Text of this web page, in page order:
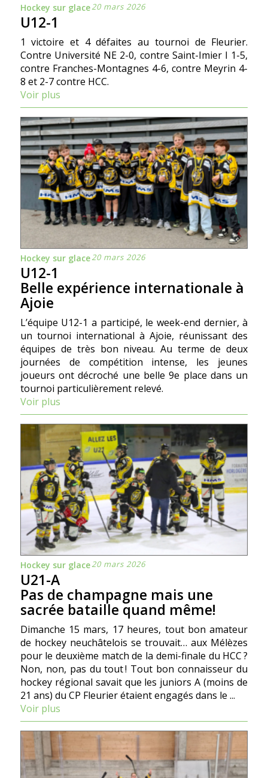
Hockey sur glace20 mars 2026
U12-1
1 victoire et 4 défaites au tournoi de Fleurier.
Contre Université NE 2-0, contre Saint-Imier I 1-5,
contre Franches-Montagnes 4-6, contre Meyrin 4-
8 et 2-7 contre HCC.
Voir plus
Hockey sur glace20 mars 2026
U12-1
Belle expérience internationale à
Ajoie
L’équipe U12-1 a participé, le week-end dernier, à
un tournoi international à Ajoie, réunissant des
équipes de très bon niveau. Au terme de deux
journées de compétition intense, les jeunes
joueurs ont décroché une belle 9e place dans un
tournoi particulièrement relevé.
Voir plus
Hockey sur glace20 mars 2026
U21-A
Pas de champagne mais une
sacrée bataille quand même!
Dimanche 15 mars, 17 heures, tout bon amateur
de hockey neuchâtelois se trouvait… aux Mélèzes
pour le deuxième match de la demi-finale du HCC ?
Non, non, pas du tout ! Tout bon connaisseur du
hockey régional savait que les juniors A (moins de
21 ans) du CP Fleurier étaient engagés dans le ...
Voir plus